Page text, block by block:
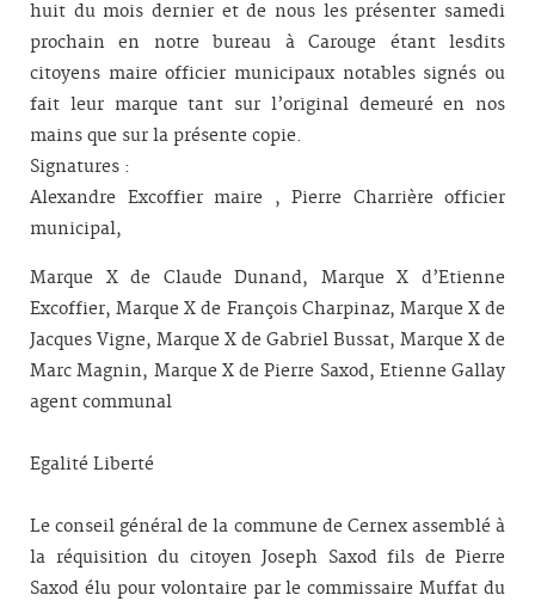
huit du mois dernier et de nous les présenter samedi
prochain en notre bureau à Carouge étant lesdits
citoyens maire officier municipaux notables signés ou
fait leur marque tant sur l’original demeuré en nos
mains que sur la présente copie.
Signatures :
Alexandre Excoffier maire , Pierre Charrière officier
municipal,
Marque X de Claude Dunand, Marque X d’Etienne
Excoffier, Marque X de François Charpinaz, Marque X de
Jacques Vigne, Marque X de Gabriel Bussat, Marque X de
Marc Magnin, Marque X de Pierre Saxod, Etienne Gallay
agent communal
Egalité Liberté
Le conseil général de la commune de Cernex assemblé à
la réquisition du citoyen Joseph Saxod fils de Pierre
Saxod élu pour volontaire par le commissaire Muffat du